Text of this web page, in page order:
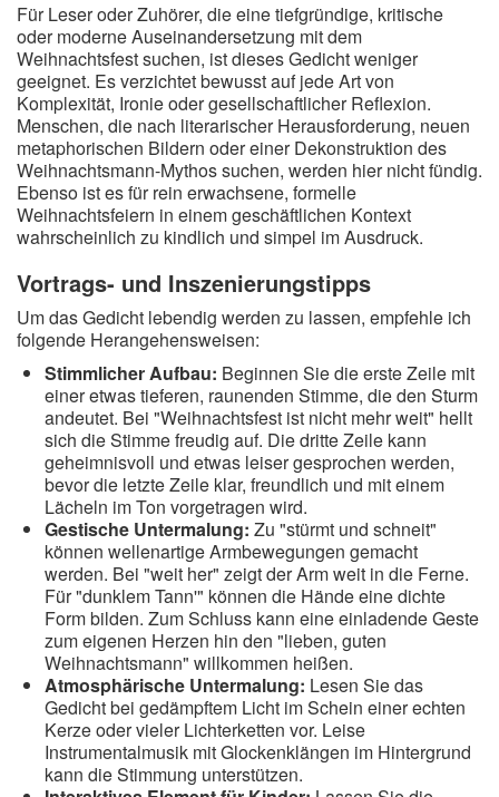
Für Leser oder Zuhörer, die eine tiefgründige, kritische
oder moderne Auseinandersetzung mit dem
Weihnachtsfest suchen, ist dieses Gedicht weniger
geeignet. Es verzichtet bewusst auf jede Art von
Komplexität, Ironie oder gesellschaftlicher Reflexion.
Menschen, die nach literarischer Herausforderung, neuen
metaphorischen Bildern oder einer Dekonstruktion des
Weihnachtsmann-Mythos suchen, werden hier nicht fündig.
Ebenso ist es für rein erwachsene, formelle
Weihnachtsfeiern in einem geschäftlichen Kontext
wahrscheinlich zu kindlich und simpel im Ausdruck.
Vortrags- und Inszenierungstipps
Um das Gedicht lebendig werden zu lassen, empfehle ich
folgende Herangehensweisen:
Stimmlicher Aufbau: Beginnen Sie die erste Zeile mit
einer etwas tieferen, raunenden Stimme, die den Sturm
andeutet. Bei "Weihnachtsfest ist nicht mehr weit" hellt
sich die Stimme freudig auf. Die dritte Zeile kann
geheimnisvoll und etwas leiser gesprochen werden,
bevor die letzte Zeile klar, freundlich und mit einem
Lächeln im Ton vorgetragen wird.
Gestische Untermalung: Zu "stürmt und schneit"
können wellenartige Armbewegungen gemacht
werden. Bei "weit her" zeigt der Arm weit in die Ferne.
Für "dunklem Tann'" können die Hände eine dichte
Form bilden. Zum Schluss kann eine einladende Geste
zum eigenen Herzen hin den "lieben, guten
Weihnachtsmann" willkommen heißen.
Atmosphärische Untermalung: Lesen Sie das
Gedicht bei gedämpftem Licht im Schein einer echten
Kerze oder vieler Lichterketten vor. Leise
Instrumentalmusik mit Glockenklängen im Hintergrund
kann die Stimmung unterstützen.